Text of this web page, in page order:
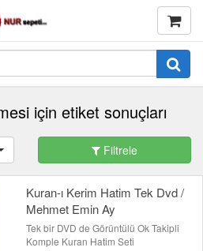
için etiket sonuçları
Filtrele
Kuran-ı Kerim Hatim Tek Dvd /
Mehmet Emin Ay
Tek bir DVD de Görüntülü Ok Takipli
Komple Kuran Hatim Seti